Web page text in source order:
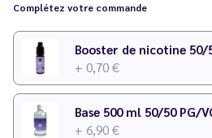
Temps de maturation
Pour plus de détails sur le dosage,
Complétez votre commande
+ 0,70 €
+ 6,90 €